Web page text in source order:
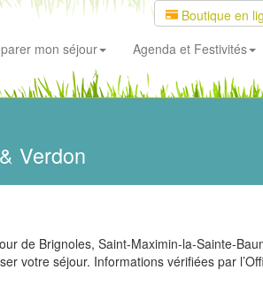
Boutique en
mon séjour Agenda et Festivités
Verdon
de Brignoles, Saint-Maximin-la-Sainte-
votre séjour. Informations vérifiées par